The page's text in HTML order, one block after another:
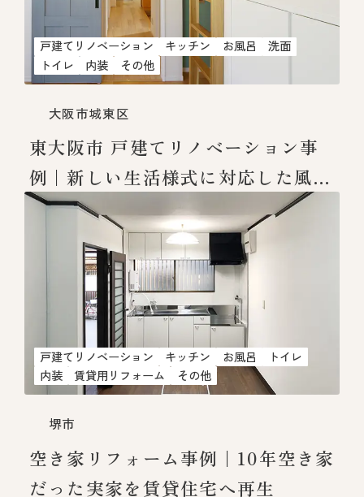
戸建てリノベーション キッチン お風呂
洗面
トイレ
内装 その他
大阪市城東区
東大阪市 戸建てリノベーション事
例｜新しい生活様式に対応した風通
しのいい住まい
戸建てリノベーション キッチン お風呂
トイレ
内装
賃貸用リフォーム その他
堺市
空き家リフォーム事例｜10年空き家
だった実家を賃貸住宅へ再生